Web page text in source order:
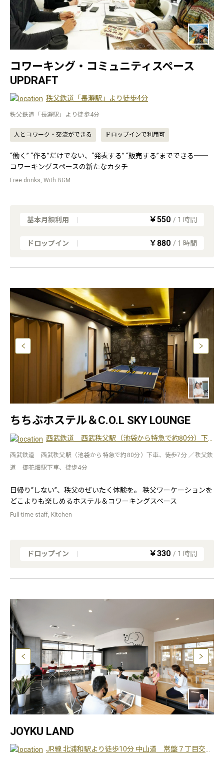
コワーキング・コミュニティスペース
UPDRAFT
秩父鉄道「長瀞駅」より徒歩4分
秩父鉄道「長瀞駅」より徒歩4分
人とコワーク・交流ができる ドロップインで利用可
“働く” “作る”だけでない、“発表する” “販売する”までできる──
コワーキングスペースの新たなカタチ
Free drinks, With BGM
基本月額利用 ￥550 / 1 時間
ドロップイン ￥880 / 1 時間
ちちぶホステル＆C.O.L SKY LOUNGE
西武鉄道 西武秩父駅（池袋から特急で約80分）下車、徒歩7分 ／秩父鉄道 御花畑駅下車、徒歩4分
西武鉄道 西武秩父駅（池袋から特急で約80分）下車、徒歩7分 ／秩父鉄
道 御花畑駅下車、徒歩4分
日帰り“しない”、秩父のぜいたく体験を。 秩父ワーケーションを
どこよりも楽しめるホステル＆コワーキングスペース
Full-time staff, Kitchen
ドロップイン ￥330 / 1 時間
JOYKU LAND
JR線 北浦和駅より徒歩10分 中山道 常盤７丁目交差点すぐ